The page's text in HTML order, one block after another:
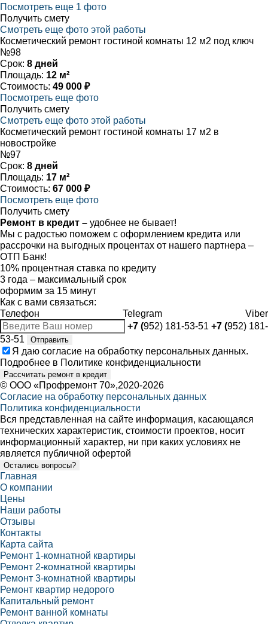
Посмотреть еще 1 фото
Получить смету
Смотреть еще фото этой работы
Косметический ремонт гостиной комнаты 12 м2 под ключ
№98
Срок: 8 дней
Площадь: 12 м²
Стоимость: 49 000 ₽
Посмотреть еще фото
Получить смету
Смотреть еще фото этой работы
Косметический ремонт гостиной комнаты 17 м2 в
новостройке
№97
Срок: 8 дней
Площадь: 17 м²
Стоимость: 67 000 ₽
Посмотреть еще фото
Получить смету
Ремонт в кредит – удобнее не бывает!
Мы с радостью поможем с оформлением кредита или
рассрочки на выгодных процентах от нашего партнера –
ОТП Банк!
10% процентная ставка по кредиту
3 года – максимальный срок
оформим за 15 минут
Как с вами связаться:
Телефон
Telegram
Viber
+7 (952) 181-53-51 +7 (952) 181-
53-51
Отправить
Я даю согласие на обработку персональных данных.
Подробнее в Политике конфиденциальности
Рассчитать ремонт в кредит
© ООО «Профремонт 70»,2020-2026
Согласие на обработку персональных данных
Политика конфиденциальности
Вся представленная на сайте информация, касающаяся
технических характеристик, стоимости проектов, носит
информационный характер, ни при каких условиях не
является публичной офертой
Остались вопросы?
Главная
О компании
Цены
Наши работы
Отзывы
Контакты
Карта сайта
Ремонт 1-комнатной квартиры
Ремонт 2-комнатной квартиры
Ремонт 3-комнатной квартиры
Ремонт квартир недорого
Капитальный ремонт
Ремонт ванной комнаты